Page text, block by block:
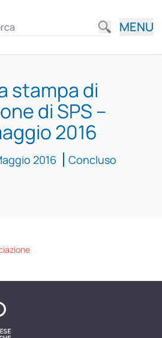
MENU
stampa di
di SPS –
2016
2016 Concluso